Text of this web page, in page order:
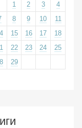
1
2 3
4
8 9 10
11
15 16 17
18
22 23 24
25
29